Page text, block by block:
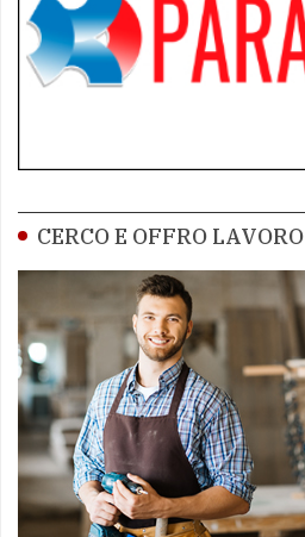
CERCO E OFFRO LAVORO